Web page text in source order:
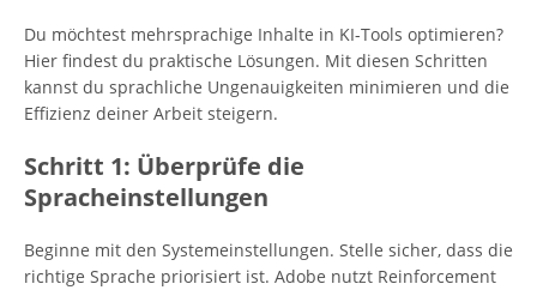
Du möchtest mehrsprachige Inhalte in KI-Tools optimieren?
Hier findest du praktische Lösungen. Mit diesen Schritten
kannst du sprachliche Ungenauigkeiten minimieren und die
Effizienz deiner Arbeit steigern.
Schritt 1: Überprüfe die
Spracheinstellungen
Beginne mit den Systemeinstellungen. Stelle sicher, dass die
richtige Sprache priorisiert ist. Adobe nutzt Reinforcement